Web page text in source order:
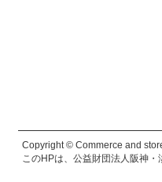
Copyright © Commerce and
このHPは、公益財団法人阪神